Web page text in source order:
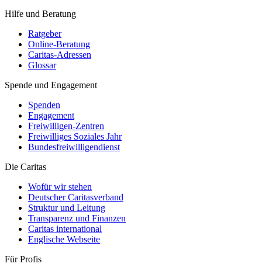
Hilfe und Beratung
Ratgeber
Online-Beratung
Caritas-Adressen
Glossar
Spende und Engagement
Spenden
Engagement
Freiwilligen-Zentren
Freiwilliges Soziales Jahr
Bundesfreiwilligendienst
Die Caritas
Wofür wir stehen
Deutscher Caritasverband
Struktur und Leitung
Transparenz und Finanzen
Caritas international
Englische Webseite
Für Profis